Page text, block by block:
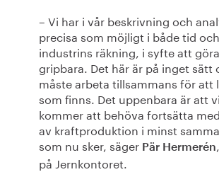
– Vi har i vår beskrivning och
precisa som möjligt i både tid
industrins räkning, i syfte att
gripbara. Det här är på inget sätt
måste arbeta tillsammans för att
som finns. Det uppenbara är att
kommer att behöva fortsätta
av kraftproduktion i minst
som nu sker, säger Pär Hermerén
på Jernkontoret.